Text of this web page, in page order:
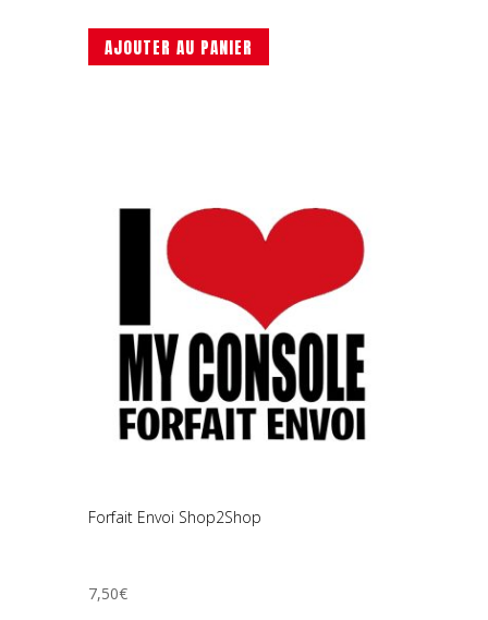
AJOUTER AU PANIER
Forfait Envoi Shop2Shop
7,50€